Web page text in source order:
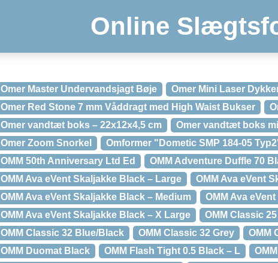
Online
Omer Master Undervandsjagt Bøje
Omer Mini Laser
Omer Red Stone 7 mm Våddragt med High Waist Bukser
Omer vandtæt boks – 22x12x4,5 cm
Omer vandtæt boks
Omer Zoom Snorkel
Omformer "Dometic SMP 184-05
OMM 50th Anniversary Ltd Ed
OMM Adventure Duffle 70
OMM Ava eVent Skaljakke Black – Large
OMM Ava eVent
OMM Ava eVent Skaljakke Black – Medium
OMM Ava
OMM Ava eVent Skaljakke Black – X Large
OMM Classic
OMM Classic 32 Blue/Black
OMM Classic 32 Grey
OMM
OMM Duomat Black
OMM Flash Tight 0.5 Black – L